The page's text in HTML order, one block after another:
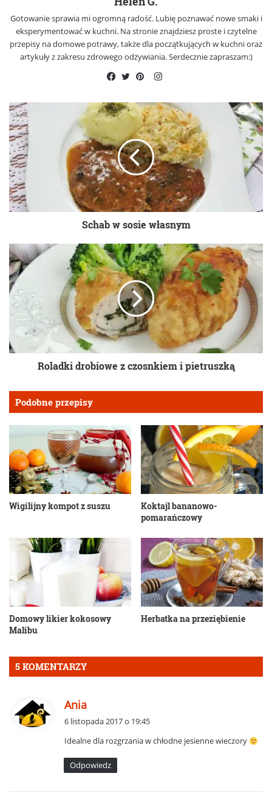
Gotowanie sprawia mi ogromną radość. Lubię poznawać nowe smaki i
eksperymentować w kuchni. Na stronie znajdziesz proste i czytelne
przepisy na domowe potrawy, także dla początkujących w kuchni oraz
artykuły z zakresu zdrowego odżywiania. Serdecznie zapraszam:)
Instagram
Schab w sosie własnym
Roladki drobiowe z czosnkiem i pietruszką
Podobne przepisy
Wigilijny kompot z suszu
Koktajl bananowo-
pomarańczowy
Domowy likier kokosowy
Malibu
Herbatka na przeziębienie
5 KOMENTARZY
Ania
z
e
:
6 listopada 2017 o 19:45
Idealne dla rozgrzania w chłodne jesienne wieczory
Odpowiedz